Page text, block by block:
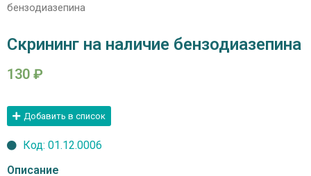
бензодиазепина
Скрининг на наличие бензодиазепина
130 ₽
Добавить в список
Код: 01.12.0006
Описание